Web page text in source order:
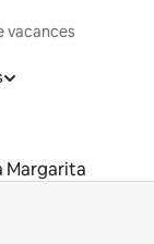
vacances
Margarita